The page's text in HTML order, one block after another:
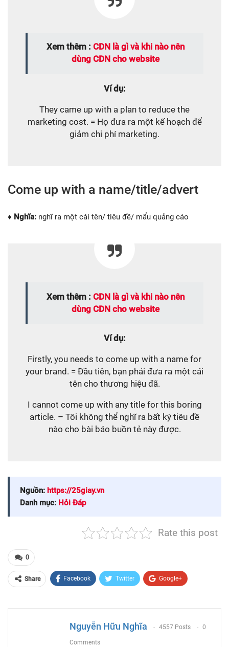
Xem thêm : CDN là gì và khi nào nên
dùng CDN cho website
Ví dụ:
They came up with a plan to reduce the
marketing cost. = Họ đưa ra một kế hoạch để
giảm chi phí marketing.
Come up with a name/title/advert
♦ Nghĩa: nghĩ ra một cái tên/ tiêu đề/ mẩu quảng cáo
Xem thêm : CDN là gì và khi nào nên
dùng CDN cho website
Ví dụ:
Firstly, you needs to come up with a name for
your brand. = Đầu tiên, bạn phải đưa ra một cái
tên cho thương hiệu đã.
I cannot come up with any title for this boring
article. – Tôi không thể nghĩ ra bất kỳ tiêu đề
nào cho bài báo buồn tẻ này được.
Nguồn: https://25giay.vn
Danh mục: Hỏi Đáp
Rate this post
0
Share Facebook Twitter Google+
Nguyễn Hữu Nghĩa 4557 Posts 0
Comments